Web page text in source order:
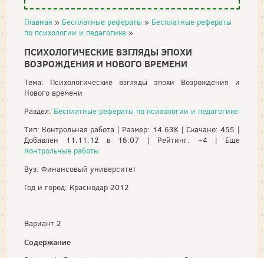
Главная » Бесплатные рефераты » Бесплатные рефераты
по психологии и педагогике »
ПСИХОЛОГИЧЕСКИЕ ВЗГЛЯДЫ ЭПОХИ
ВОЗРОЖДЕНИЯ И НОВОГО ВРЕМЕНИ
Тема: Психологические взгляды эпохи Возрождения и
Нового времени
Раздел: Бесплатные рефераты по психологии и педагогике
Тип: Контрольная работа | Размер: 14.63K | Скачано: 455 |
Добавлен 11.11.12 в 16:07 | Рейтинг: +4 | Еще
Контрольные работы
Вуз: Финансовый университет
Год и город: Краснодар 2012
Вариант 2
Содержание